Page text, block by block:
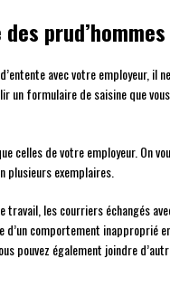
prud’hommes
avec votre employeur, il
un formulaire de saisine que
celles de votre employeur. On
exemplaires.
les courriers échangés
d’un comportement inapproprié
pouvez également joindre